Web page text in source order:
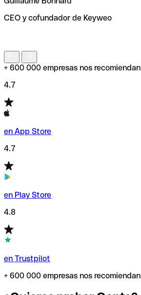
de enviar tu transferencia.
CEO y cofundador de Keyweo
+ 600 000 empresas nos recomiendan
4.7
en App Store
4.7
en Play Store
4.8
en Trustpilot
+ 600 000 empresas nos recomiendan